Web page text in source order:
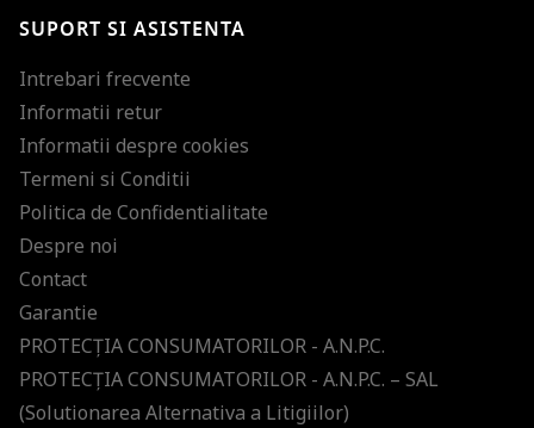
SUPORT SI ASISTENTA
Intrebari frecvente
Informatii retur
Informatii despre cookies
Termeni si Conditii
Politica de Confidentialitate
Despre noi
Contact
Garantie
PROTECŢIA CONSUMATORILOR - A.N.P.C.
PROTECŢIA CONSUMATORILOR - A.N.P.C. – SAL
(Solutionarea Alternativa a Litigiilor)